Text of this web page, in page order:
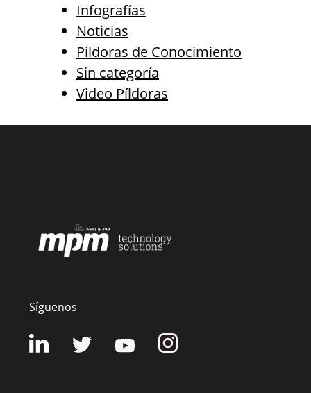
Infografías
Noticias
Pildoras de Conocimiento
Sin categoría
Video Píldoras
Síguenos